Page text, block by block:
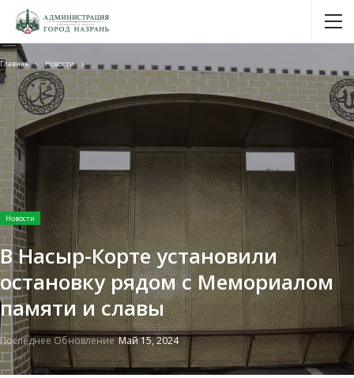
Главная Новости
Новости
В Насыр-Корте установили
остановку рядом с Мемориалом
памяти и славы
Последнее ОбновлениеМай 15, 2024